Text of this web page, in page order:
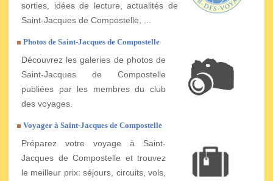
sorties, idées de lecture, actualités de
Saint-Jacques de Compostelle, ...
Photos de Saint-Jacques de Compostelle
Découvrez les galeries de photos de
Saint-Jacques de Compostelle
publiées par les membres du club
des voyages.
Voyager à Saint-Jacques de Compostelle
Préparez votre voyage à Saint-
Jacques de Compostelle et trouvez
le meilleur prix: séjours, circuits, vols,